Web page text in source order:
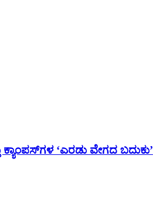
‘ಎರಡು ವೇಗದ ಬದುಕು’